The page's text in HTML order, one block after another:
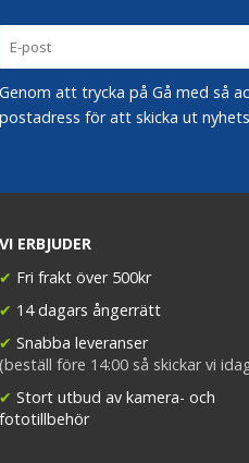
Genom att trycka på Gå med så
postadress för att skicka ut
VI ERBJUDER
✔ Fri frakt över 500kr
✔ 14 dagars ångerrätt
✔ Snabba leveranser
(beställ före 14:00 så skickar vi
✔ Stort utbud av kamera- och
fototillbehör